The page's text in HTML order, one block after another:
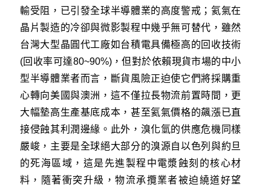
輸受阻，已引發全球半導體業的高度警戒；氦氣在
晶片製造的冷卻與微影製程中幾乎無可替代，雖然
台灣大型晶圓代工廠如台積電具備極高的回收技術
(回收率可達80~90%)，但對於依賴現貨市場的中小
型半導體業者而言，斷貨風險正迫使它們將採購重
心轉向美國與澳洲，這不僅拉長物流前置時間，更
大幅墊高生產基底成本，甚至氦氣價格的飆漲已直
接侵蝕其利潤邊緣。此外，溴化氫的供應危機同樣
嚴峻，主要是全球絕大部分的溴源自以色列與約旦
的死海區域，這是先進製程中電漿蝕刻的核心材
料，隨著衝突升級，物流承攬業者被迫繞道好望